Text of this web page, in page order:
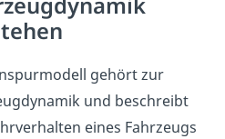
gehört zur
und beschreibt
eines Fahrzeugs